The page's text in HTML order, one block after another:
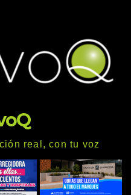
real, con tu voz